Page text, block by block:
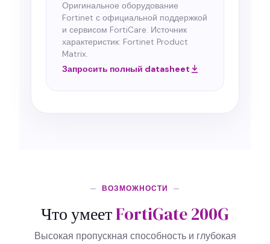
Оригинальное оборудование
Fortinet с официальной поддержкой
и сервисом FortiCare. Источник
характеристик: Fortinet Product
Matrix.
Запросить полный datasheet
ВОЗМОЖНОСТИ
Что умеетFortiGate 200G
Высокая пропускная способность и глубокая